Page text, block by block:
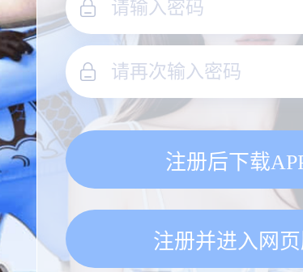
注册后下载
注册并进入网